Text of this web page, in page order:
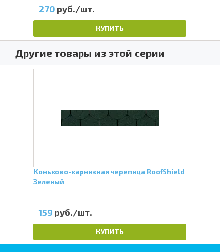
270 руб./шт.
КУПИТЬ
Другие товары из этой серии
Коньково-карнизная черепица RoofShield
Зеленый
159 руб./шт.
КУПИТЬ